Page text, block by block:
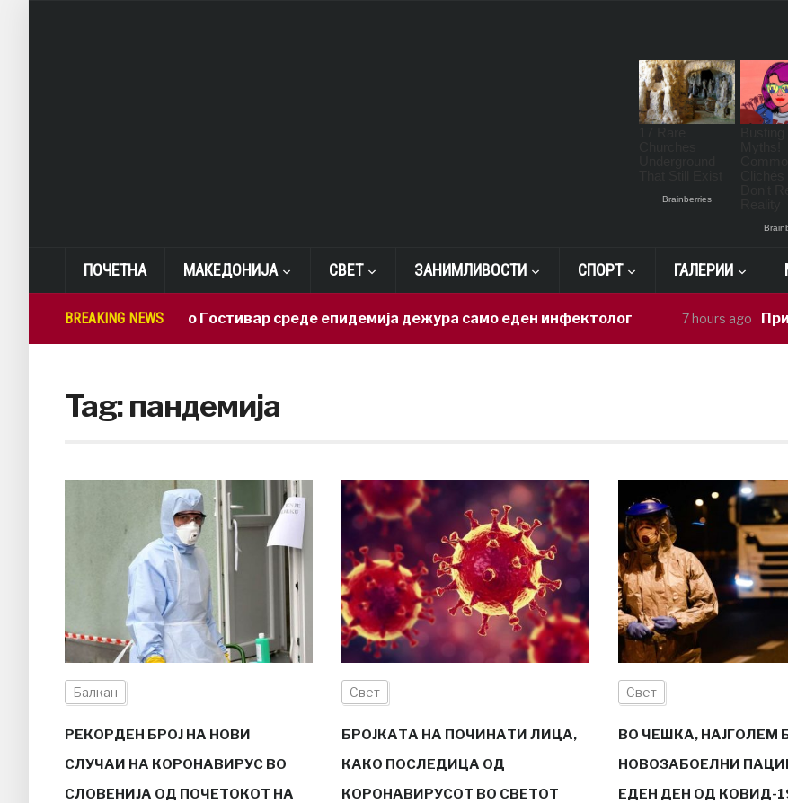
ПОЧЕТНА МАКЕДОНИЈА СВЕТ ЗАНИМЛИВОСТИ СПОРТ ГАЛЕРИИ
BREAKING NEWS
СДСМ: Во Гостивар среде епидемија дежура само еден инфектолог 7 hours ago
Tag:пандемија
Балкан
РЕКОРДЕН БРОЈ НА НОВИ
СЛУЧАИ НА КОРОНАВИРУС ВО
СЛОВЕНИЈА ОД ПОЧЕТОКОТ НА
Свет
БРОЈКАТА НА ПОЧИНАТИ ЛИЦА,
КАКО ПОСЛЕДИЦА ОД
КОРОНАВИРУСОТ ВО СВЕТОТ
Свет
ВО ЧЕШКА, НАЈГОЛЕМ
НОВОЗАБОЕЛНИ
ЕДЕН ДЕН ОД КОВИД-